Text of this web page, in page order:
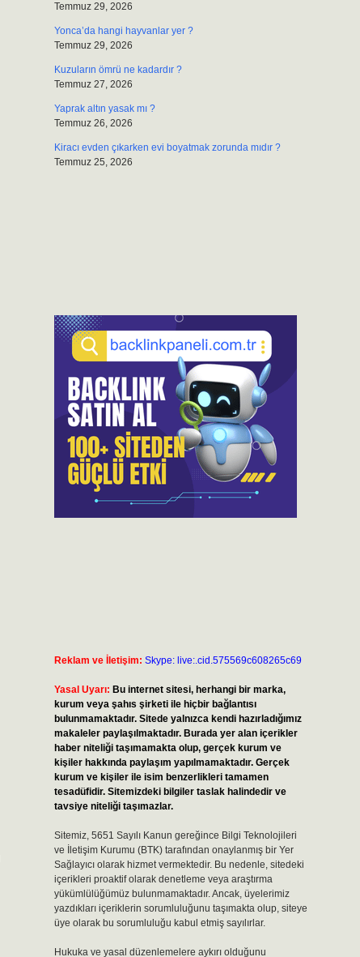
Temmuz 29, 2026
Yonca’da hangi hayvanlar yer ?
Temmuz 29, 2026
Kuzuların ömrü ne kadardır ?
Temmuz 27, 2026
Yaprak altın yasak mı ?
Temmuz 26, 2026
Kiracı evden çıkarken evi boyatmak zorunda mıdır ?
Temmuz 25, 2026
Reklam ve İletişim: Skype: live:.cid.575569c608265c69
Yasal Uyarı: Bu internet sitesi, herhangi bir marka,
kurum veya şahıs şirketi ile hiçbir bağlantısı
bulunmamaktadır. Sitede yalnızca kendi hazırladığımız
makaleler paylaşılmaktadır. Burada yer alan içerikler
haber niteliği taşımamakta olup, gerçek kurum ve
kişiler hakkında paylaşım yapılmamaktadır. Gerçek
kurum ve kişiler ile isim benzerlikleri tamamen
tesadüfidir. Sitemizdeki bilgiler taslak halindedir ve
tavsiye niteliği taşımazlar.
Sitemiz, 5651 Sayılı Kanun gereğince Bilgi Teknolojileri
ve İletişim Kurumu (BTK) tarafından onaylanmış bir Yer
Sağlayıcı olarak hizmet vermektedir. Bu nedenle, sitedeki
içerikleri proaktif olarak denetleme veya araştırma
yükümlülüğümüz bulunmamaktadır. Ancak, üyelerimiz
yazdıkları içeriklerin sorumluluğunu taşımakta olup, siteye
üye olarak bu sorumluluğu kabul etmiş sayılırlar.
Hukuka ve yasal düzenlemelere aykırı olduğunu